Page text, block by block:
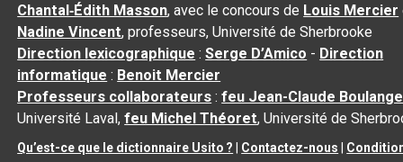
Chantal‑Édith Masson, avec le concours de Louis Mercier
Nadine Vincent, professeurs, Université de Sherbrooke
Direction lexicographique :Serge D’Amico - Direction
informatique : Benoit Mercier
Professeurs collaborateurs :feu Jean-Claude
Université Laval,feu Michel Théoret, Université de
Qu’est-ce que le dictionnaire Usito ? Contactez-nous